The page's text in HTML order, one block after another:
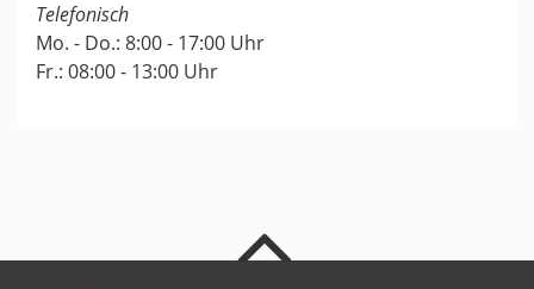
Telefonisch
Mo. - Do.: 8:00 - 17:00 Uhr
Fr.: 08:00 - 13:00 Uhr